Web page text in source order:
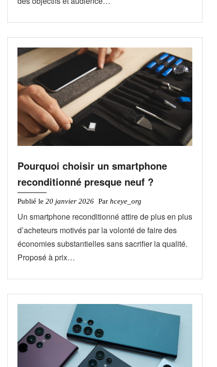
Pourquoi choisir un smartphone
reconditionné presque neuf ?
Publié le 20 janvier 2026 Par hceye_org
Un smartphone reconditionné attire de plus en plus
d’acheteurs motivés par la volonté de faire des
économies substantielles sans sacrifier la qualité.
Proposé à prix…